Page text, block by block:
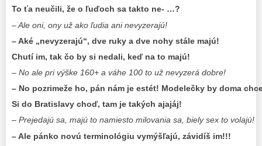
To ťa neučili, že o ľuďoch sa takto ne- …?
– Ale oni, ony už ako ľudia ani nevyzerajú!
– Aké „nevyzerajú“, dve ruky a dve nohy stále majú!
Chutí im, tak čo by si nedali, keď na to majú!
– No ale pri výške 160+ a váhe 100 to už nevyzerá dobre!
– No pozrimeže ho, pán nám je estét! Modelečky by doma
Si do Bratislavy choď, tam je takých ajajáj!
– Prejedajú sa, majú to namiesto milovania sa, biely sex to volajú!
– Ale pánko novú terminológiu vymýšľajú, závidíš im!!!